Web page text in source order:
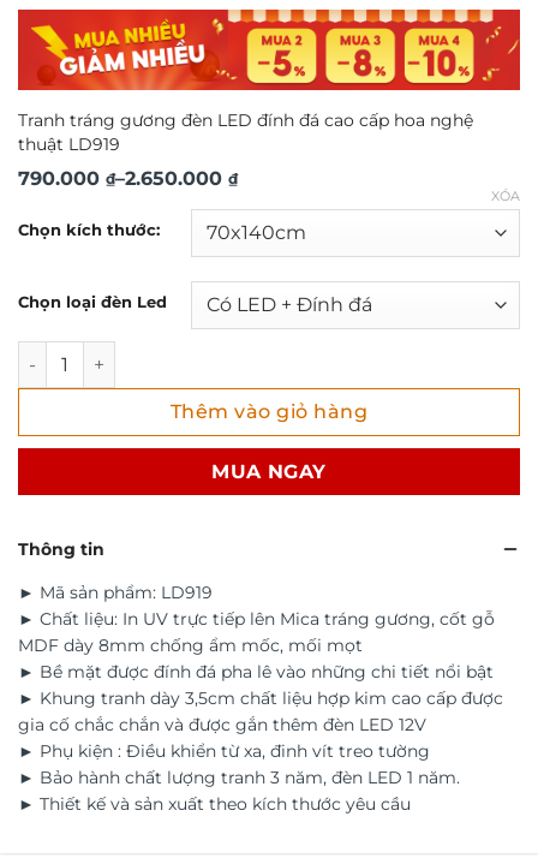
Tranh tráng gương đèn LED đính đá cao cấp hoa nghệ
thuật LD919
790.000 ₫–2.650.000 ₫
Khoảng
2.650.000 ₫
Chọn kích thước:
Chọn loại đèn Led
XÓA
Tranh tráng gương đèn LED đính đá cao cấp hoa nghệ
Thêm vào giỏ hàng
MUA NGAY
Thông tin
► Mã sản phẩm: LD919
► Chất liệu: In UV trực tiếp lên Mica tráng gương, cốt gỗ
MDF dày 8mm chống ẩm mốc, mối mọt
► Bề mặt được đính đá pha lê vào những chi tiết nổi bật
► Khung tranh dày 3,5cm chất liệu hợp kim cao cấp được
gia cố chắc chắn và được gắn thêm đèn LED 12V
► Phụ kiện : Điều khiển từ xa, đinh vít treo tường
► Bảo hành chất lượng tranh 3 năm, đèn LED 1 năm.
► Thiết kế và sản xuất theo kích thước yêu cầu